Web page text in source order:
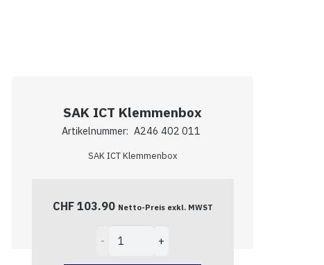
SAK ICT Klemmenbox
Artikelnummer: A246 402 011
SAK ICT Klemmenbox
CHF103.90 Netto-Preis exkl. MWST